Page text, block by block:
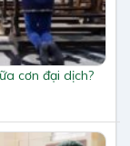
cơn đại dịch?